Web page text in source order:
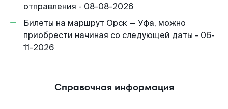
отправления - 08-08-2026
Билеты на маршрут Орск — Уфа, можно
приобрести начиная со следующей даты - 06-
11-2026
Справочная информация